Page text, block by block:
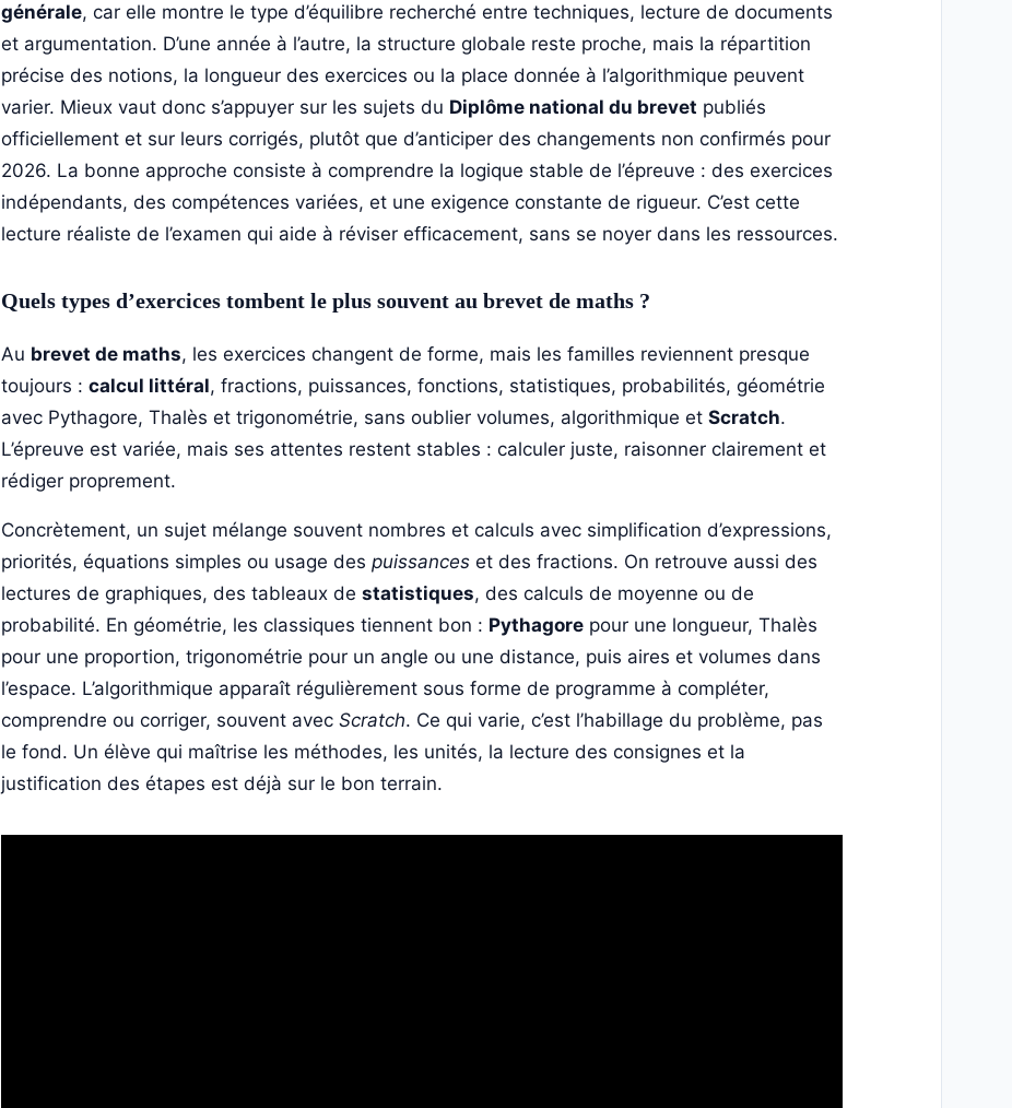
générale, car elle montre le type d’équilibre recherché entre techniques, lecture de documents
et argumentation. D’une année à l’autre, la structure globale reste proche, mais la répartition
précise des notions, la longueur des exercices ou la place donnée à l’algorithmique peuvent
varier. Mieux vaut donc s’appuyer sur les sujets du Diplôme national du brevet publiés
officiellement et sur leurs corrigés, plutôt que d’anticiper des changements non confirmés pour
2026. La bonne approche consiste à comprendre la logique stable de l’épreuve : des exercices
indépendants, des compétences variées, et une exigence constante de rigueur. C’est cette
lecture réaliste de l’examen qui aide à réviser efficacement, sans se noyer dans les ressources.
Quels types d’exercices tombent le plus souvent au brevet de maths ?
Au brevet de maths, les exercices changent de forme, mais les familles reviennent presque
toujours : calcul littéral, fractions, puissances, fonctions, statistiques, probabilités, géométrie
avec Pythagore, Thalès et trigonométrie, sans oublier volumes, algorithmique et Scratch.
L’épreuve est variée, mais ses attentes restent stables : calculer juste, raisonner clairement et
rédiger proprement.
Concrètement, un sujet mélange souvent nombres et calculs avec simplification d’expressions,
priorités, équations simples ou usage des puissanceset des fractions. On retrouve aussi des
lectures de graphiques, des tableaux de statistiques, des calculs de moyenne ou de
probabilité. En géométrie, les classiques tiennent bon : Pythagorepour une longueur, Thalès
pour une proportion, trigonométrie pour un angle ou une distance, puis aires et volumes dans
l’espace. L’algorithmique apparaît régulièrement sous forme de programme à compléter,
comprendre ou corriger, souvent avec Scratch. Ce qui varie, c’est l’habillage du problème, pas
le fond. Un élève qui maîtrise les méthodes, les unités, la lecture des consignes et la
justification des étapes est déjà sur le bon terrain.